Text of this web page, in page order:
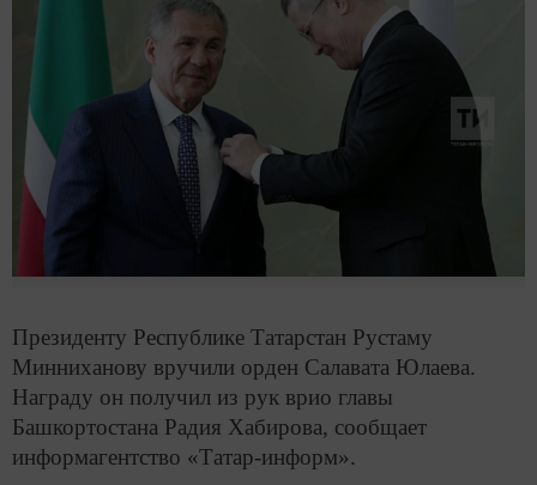
Президенту Республике Татарстан Рустаму
Минниханову вручили орден Салавата Юлаева.
Награду он получил из рук врио главы
Башкортостана Радия Хабирова, сообщает
информагентство «Татар-информ».